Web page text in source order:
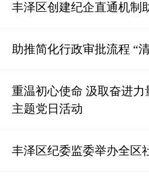
丰泽区创建纪企直通机制
助推简化行政审批流程 “
重温初心使命 汲取奋进
主题党日活动
丰泽区纪委监委举办全区